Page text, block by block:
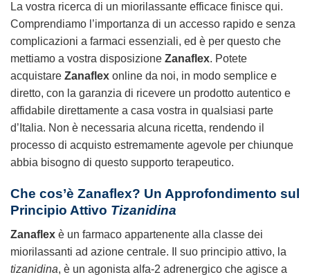
La vostra ricerca di un miorilassante efficace finisce qui.
Comprendiamo l’importanza di un accesso rapido e senza
complicazioni a farmaci essenziali, ed è per questo che
mettiamo a vostra disposizione Zanaflex. Potete
acquistare Zanaflex online da noi, in modo semplice e
diretto, con la garanzia di ricevere un prodotto autentico e
affidabile direttamente a casa vostra in qualsiasi parte
d’Italia. Non è necessaria alcuna ricetta, rendendo il
processo di acquisto estremamente agevole per chiunque
abbia bisogno di questo supporto terapeutico.
Che cos’è Zanaflex? Un Approfondimento sul
Principio Attivo Tizanidina
Zanaflex è un farmaco appartenente alla classe dei
miorilassanti ad azione centrale. Il suo principio attivo, la
tizanidina, è un agonista alfa-2 adrenergico che agisce a